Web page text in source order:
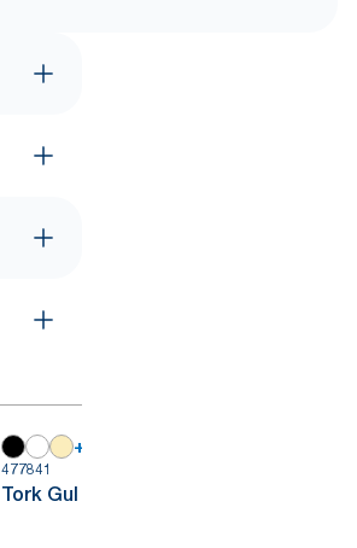
+
477841
Tork Gul Frokostserviet